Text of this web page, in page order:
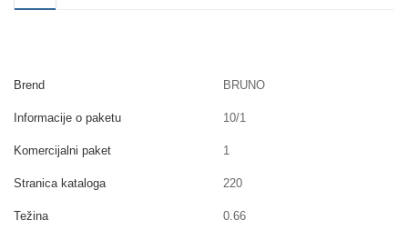
Brend BRUNO
Informacije o paketu 10/1
Komercijalni paket 1
Stranica kataloga 220
Težina 0.66